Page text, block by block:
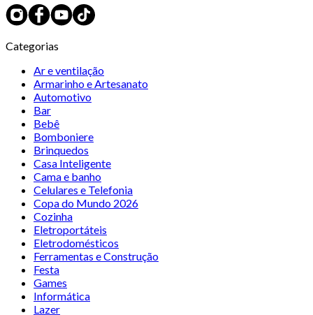
Categorias
Ar e ventilação
Armarinho e Artesanato
Automotivo
Bar
Bebê
Bomboniere
Brinquedos
Casa Inteligente
Cama e banho
Celulares e Telefonia
Copa do Mundo 2026
Cozinha
Eletroportáteis
Eletrodomésticos
Ferramentas e Construção
Festa
Games
Informática
Lazer